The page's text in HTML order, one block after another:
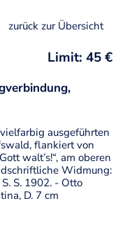
zurück zur Übersicht
Limit: 45 €
ausgeführten
flankiert von
walt’s!“, am oberen
Widmung:
S. 1902. - Otto
D. 7 cm